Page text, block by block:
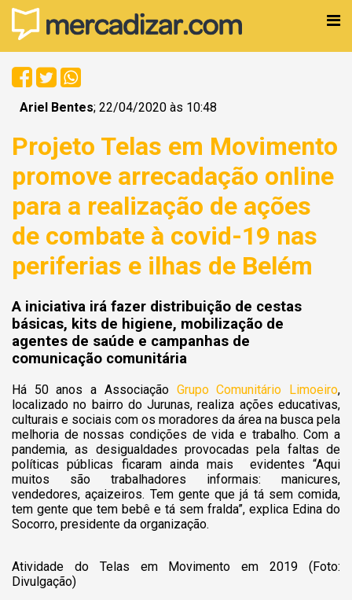
Ariel Bentes; 22/04/2020 às 10:48
Projeto Telas em Movimento
promove arrecadação online
para a realização de ações
de combate à covid-19 nas
periferias e ilhas de Belém
A iniciativa irá fazer distribuição de cestas
básicas, kits de higiene, mobilização de
agentes de saúde e campanhas de
comunicação comunitária
Há 50 anos a AssociaçãoGrupo Comunitário Limoeiro,
localizado no bairro do Jurunas, realiza ações educativas,
culturais e sociais com os moradores da área na busca pela
melhoria de nossas condições de vida e trabalho. Com a
pandemia, as desigualdades provocadas pela faltas de
políticas públicas ficaram ainda mais evidentes “Aqui
muitos são trabalhadores informais: manicures,
vendedores, açaizeiros. Tem gente que já tá sem comida,
tem gente que tem bebê e tá sem fralda”, explica Edina do
Socorro, presidente da organização.
Atividade do Telas em Movimento em 2019 (Foto:
Divulgação)